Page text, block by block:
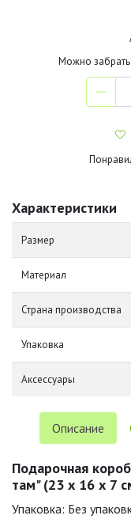
Можно забрать
Характеристики
Размер
Материал
Страна производства
Упаковка
Аксессуары
Описание
Подарочная
там" (23 х 16 х 7
Упаковка: Без